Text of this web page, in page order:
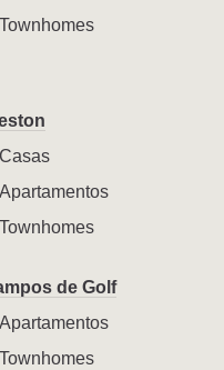
Townhomes
Casas
Apartamentos
Townhomes
de Golf
Apartamentos
Townhomes